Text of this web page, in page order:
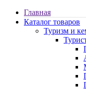
Главная
Каталог товаров
Туризм и